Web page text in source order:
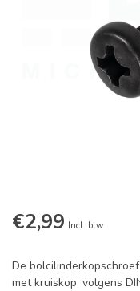
€2,99 Incl. btw
De
met kruiskop, volgens